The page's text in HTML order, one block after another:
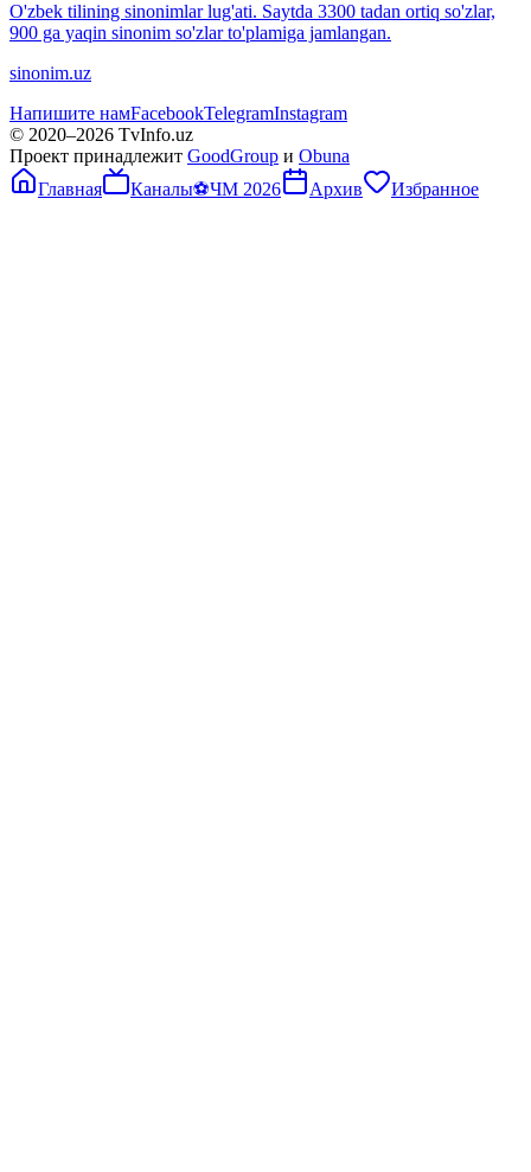
O'zbek tilining sinonimlar lug'ati. Saytda 3300 tadan ortiq so'zlar,
900 ga yaqin sinonim so'zlar to'plamiga jamlangan.
sinonim.uz
Напишите намFacebookTelegramInstagram
© 2020–2026 TvInfo.uz
Проект принадлежит GoodGroup и Obuna
Главная
Каналы⚽ЧМ 2026 Архив Избранное